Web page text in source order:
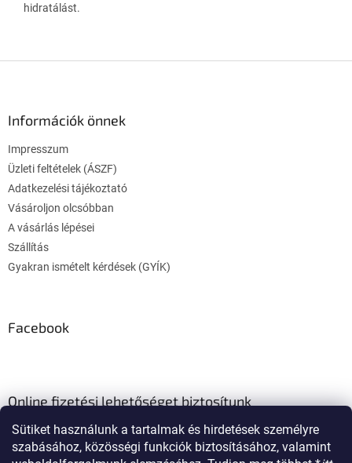
Sütiket használunk a tartalmak és hirdetések személyre
szabásához, közösségi funkciók biztosításához, valamint
hidratálást.
Információk önnek
Impresszum
Üzleti feltételek (ÁSZF)
Adatkezelési tájékoztató
Vásároljon olcsóbban
A vásárlás lépései
Szállítás
Gyakran ismételt kérdések (GYÍK)
Facebook
Online fizetési lehetőséget biztosítunk